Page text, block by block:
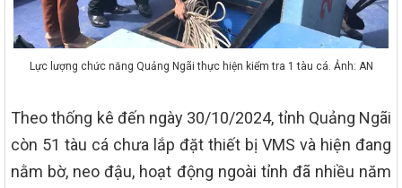
Lực lượng chức năng Quảng Ngãi thực hiện kiểm tra 1 tàu cá. Ảnh: AN
Theo thống kê đến ngày 30/10/2024, tỉnh Quảng Ngãi
còn 51 tàu cá chưa lắp đặt thiết bị VMS và hiện đang
nằm bờ, neo đậu, hoạt động ngoài tỉnh đã nhiều năm